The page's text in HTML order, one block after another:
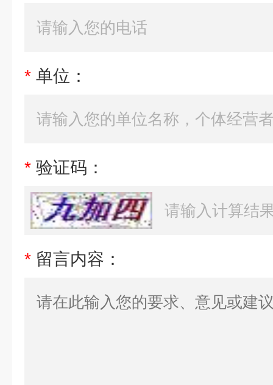
* 单位：
* 验证码：
* 留言内容：